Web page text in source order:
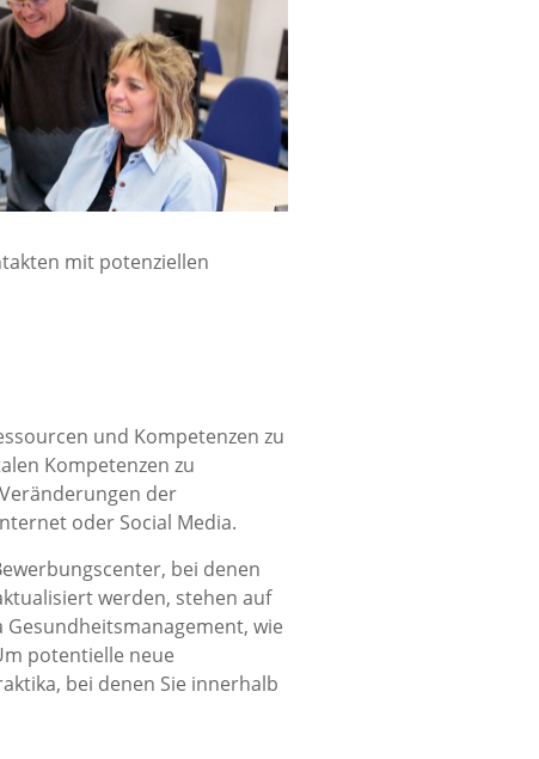
mit potenziellen
und Kompetenzen zu
Kompetenzen zu
der
oder Social Media.
bei denen
werden, stehen auf
wie
potentielle neue
bei denen Sie innerhalb